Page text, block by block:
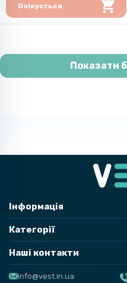
Очікується
Показати
Інформація
Категорії
Наші контакти
info@vest.in.ua